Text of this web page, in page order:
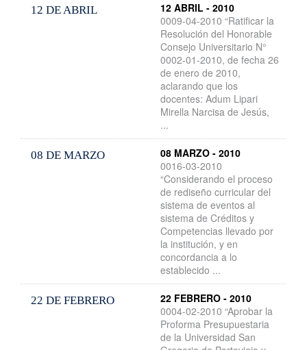
12 DE ABRIL
12 ABRIL - 2010
0009-04-2010 “Ratificar la
Resolución del Honorable
Consejo Universitario N°
0002-01-2010, de fecha 26
de enero de 2010,
aclarando que los
docentes: Adum Lipari
Mirella Narcisa de Jesús,
...
08 DE MARZO
08 MARZO - 2010
0016-03-2010
“Considerando el proceso
de rediseño curricular del
sistema de eventos al
sistema de Créditos y
Competencias llevado por
la institución, y en
concordancia a lo
establecido ...
22 DE FEBRERO
22 FEBRERO - 2010
0004-02-2010 “Aprobar la
Proforma Presupuestaria
de la Universidad San